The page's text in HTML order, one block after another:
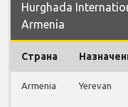
Hurghada
Armenia
Страна
Armenia Yerevan